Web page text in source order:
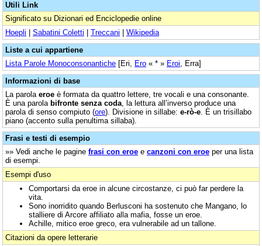
Utili Link
Significato su Dizionari ed Enciclopedie online
Hoepli | Sabatini Coletti | Treccani | Wikipedia
Liste a cui appartiene
Lista Parole Monoconsonantiche [Eri, Ero « * » Eroi , Erra]
Informazioni di base
La parola eroe è formata da quattro lettere, tre vocali e una consonante.
È una parola bifronte senza coda , la lettura all’inverso produce una
parola di senso compiuto (ore). Divisione in sillabe: e-rò-e . È un trisillabo
piano (accento sulla penultima sillaba).
Frasi e testi di esempio
»» Vedi anche le pagine frasi con eroe e canzoni con eroe per una lista
di esempi.
Esempi d'uso
Comportarsi da eroe in alcune circostanze, ci può far perdere la
vita.
Sono inorridito quando Berlusconi ha sostenuto che Mangano, lo
stalliere di Arcore affiliato alla mafia, fosse un eroe.
Achille, mitico eroe greco, era vulnerabile ad un tallone.
Citazioni da opere letterarie